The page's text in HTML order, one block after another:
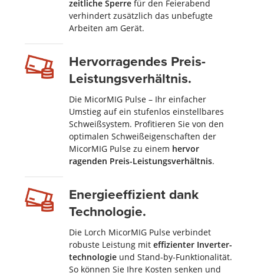
zeitliche Sperrefür den Feier­abend
verhindert zusätzlich das unbefugte
Arbeiten am Gerät.
Hervorragendes Preis-
Leistungs­verhältnis.
Die MicorMIG Pulse – Ihr einfacher
Umstieg auf ein stufenlos ein­stell­bares
Schweiß­system. Profitieren Sie von den
optimalen Schweiß­ei­gen­schaften der
MicorMIG Pulse zu einem hervor
ragenden Preis-Leistungsverhältnis.
Energieeffizient dank
Techno­logie.
Die Lorch MicorMIG Pulse verbindet
robuste Leistung mit effizienter Inverter­
technologieund Stand-by-Funk­tionalität.
So können Sie Ihre Kosten senken und